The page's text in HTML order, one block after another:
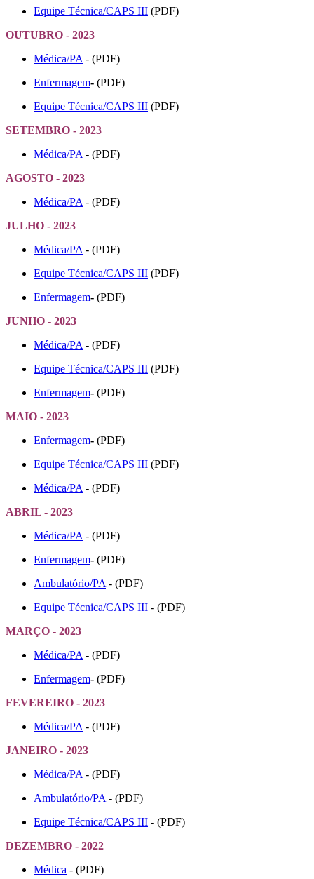
Equipe Técnica/CAPS III (PDF)
OUTUBRO - 2023
Médica/PA - (PDF)
Enfermagem- (PDF)
Equipe Técnica/CAPS III (PDF)
SETEMBRO - 2023
Médica/PA - (PDF)
AGOSTO - 2023
Médica/PA - (PDF)
JULHO - 2023
Médica/PA - (PDF)
Equipe Técnica/CAPS III (PDF)
Enfermagem- (PDF)
JUNHO - 2023
Médica/PA - (PDF)
Equipe Técnica/CAPS III (PDF)
Enfermagem- (PDF)
MAIO - 2023
Enfermagem- (PDF)
Equipe Técnica/CAPS III (PDF)
Médica/PA - (PDF)
ABRIL - 2023
Médica/PA - (PDF)
Enfermagem- (PDF)
Ambulatório/PA - (PDF)
Equipe Técnica/CAPS III - (PDF)
MARÇO - 2023
Médica/PA - (PDF)
Enfermagem- (PDF)
FEVEREIRO - 2023
Médica/PA - (PDF)
JANEIRO - 2023
Médica/PA - (PDF)
Ambulatório/PA - (PDF)
Equipe Técnica/CAPS III - (PDF)
DEZEMBRO - 2022
Médica - (PDF)